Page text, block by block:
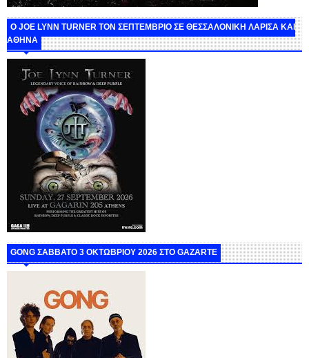
O JOE LYNN TURNER ΤΟΝ ΣΕΠΤΕΜΒΡΙΟ ΣΕ ΘΕΣΣΑΛΟΝΙΚΗ ΛΑΡΙΣΑ ΚΑΙ
ΑΘΗΝΑ
GONG ΣΑΒΒΑΤΟ 3 ΟΚΤΩΒΡΙΟΥ 2026 ΣΤΟ GAZARTE